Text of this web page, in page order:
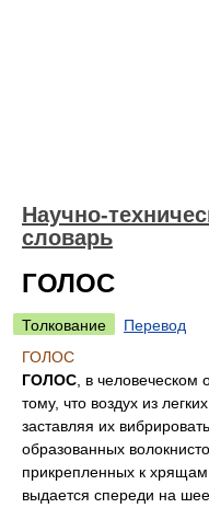
Научно-
словарь
ГОЛОС
Толкование
Перевод
ГОЛОС
ГОЛОС , в человеческом
тому, что воздух из
заставляя их
образованных
прикрепленных к
выдается спереди на